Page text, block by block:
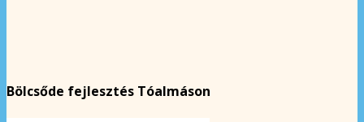
Bölcsőde fejlesztés Tóalmáson